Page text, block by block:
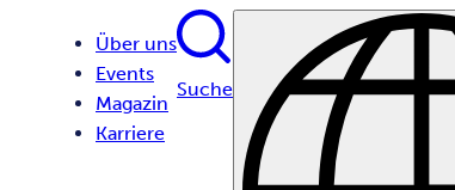
Über uns
Events
Magazin
Karriere
Suche